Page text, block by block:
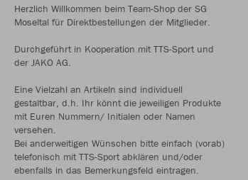
Herzlich Willkommen beim Team-Shop der SG
Moseltal für Direktbestellungen der Mitglieder.
Durchgeführt in Kooperation mit TTS-Sport und
der JAKO AG.
Eine Vielzahl an Artikeln sind individuell
gestaltbar, d.h. Ihr könnt die jeweiligen Produkte
mit Euren Nummern/ Initialen oder Namen
versehen.
Bei anderweitigen Wünschen bitte einfach (vorab)
telefonisch mit TTS-Sport abklären und/oder
ebenfalls in das Bemerkungsfeld eintragen.